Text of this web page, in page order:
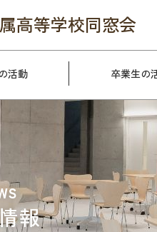
高等学校同窓会
活動 卒業生の
報